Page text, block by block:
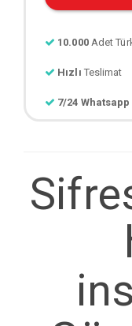
10.000 Adet
Hızlı Teslimat
7/24 Whatsapp